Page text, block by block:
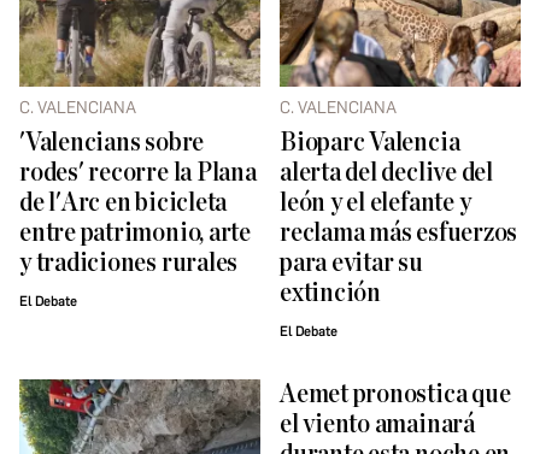
C. VALENCIANA
'Valencians sobre
rodes' recorre la Plana
de l'Arc en bicicleta
entre patrimonio, arte
y tradiciones rurales
El Debate
C. VALENCIANA
Bioparc Valencia
alerta del declive del
león y el elefante y
reclama más esfuerzos
para evitar su
extinción
El Debate
Aemet pronostica que
el viento amainará